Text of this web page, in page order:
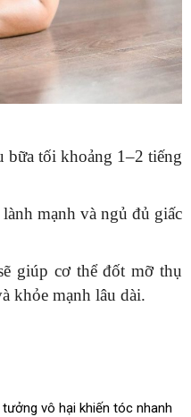
bữa tối khoảng 1–2 tiếng
mạnh và ngủ đủ giấc
giúp cơ thể đốt mỡ thụ
khỏe mạnh lâu dài.
vô hại khiến tóc nhanh